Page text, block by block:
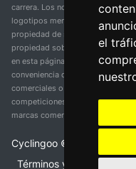
el
carrera. Los nombres de
logotipos mencionados en esta
propiedad de sus respectivos
propiedad sobre estas marcas
en esta página se presenta
conveniencia de nuestros
comerciales o logotipos tiene el
competiciones y no implica
marcas comerciales
Cyclingoo ©
Términos y condiciones